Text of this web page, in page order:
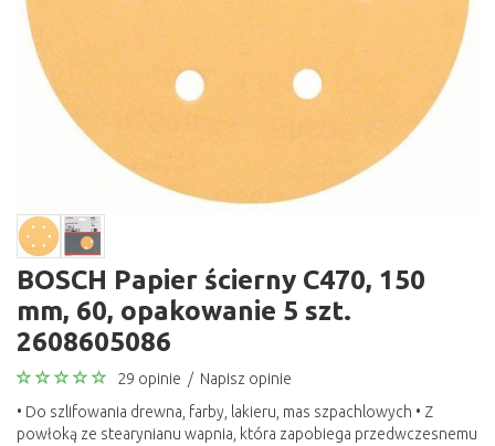
BOSCH Papier ścierny C470, 150
mm, 60, opakowanie 5 szt.
2608605086
29 opinie / Napisz opinie
• Do szlifowania drewna, farby, lakieru, mas szpachlowych • Z
powłoką ze stearynianu wapnia, która zapobiega przedwczesnemu